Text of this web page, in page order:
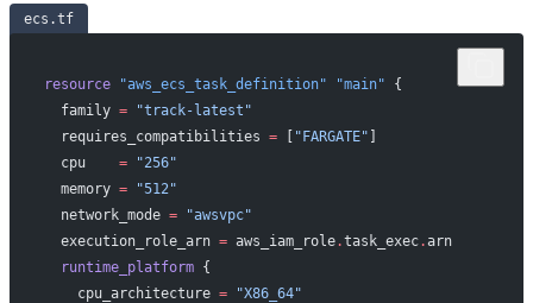
ecs.tf
resource "aws_ecs_task_definition" "main" {
  family
= "track-latest"
  requires_compatibilities
= [ "FARGATE" ]
  cpu
    =
"256"
  memory
= "512"
  network_mode
= "awsvpc"
  execution_role_arn
= aws_iam_role.task_exec.arn
  runtime_platform
{
    cpu_architecture
= "X86_64"